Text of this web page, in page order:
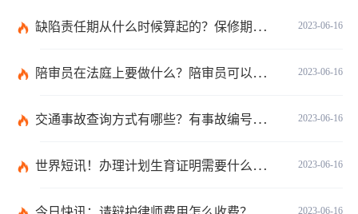
2023-06-16
缺陷责任期从什么时候算起的？保修期与缺陷责任期的区别是什么？
2023-06-16
陪审员在法庭上要做什么？陪审员可以参加二审吗为什么？ 全球时讯
2023-06-16
交通事故查询方式有哪些？有事故编号没有查询码怎么查？
2023-06-16
世界短讯！办理计划生育证明需要什么材料？深圳市出生入户计划生育证明如何办理？
2023-06-16